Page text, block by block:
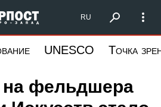
Северо-Запад
RU
UNESCO Точка
на фельдшера